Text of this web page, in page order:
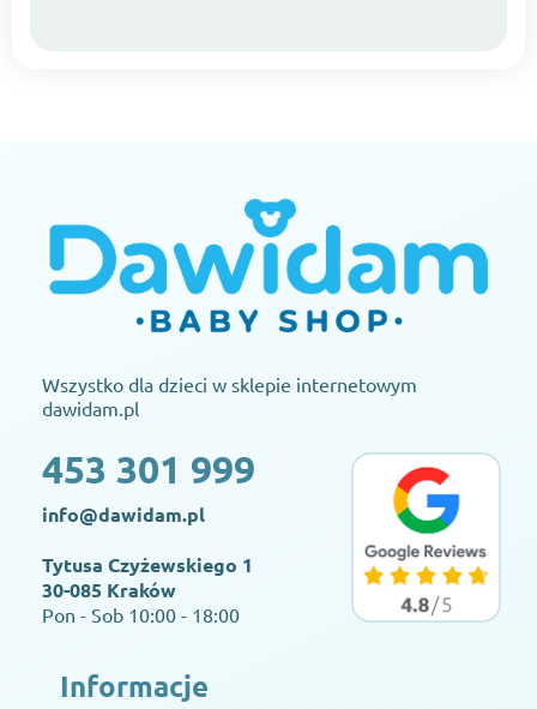
Wszystko dla dzieci w sklepie internetowym
dawidam.pl
453 301 999
info@dawidam.pl
Tytusa Czyżewskiego 1
30-085 Kraków
Pon - Sob 10:00 - 18:00
Informacje